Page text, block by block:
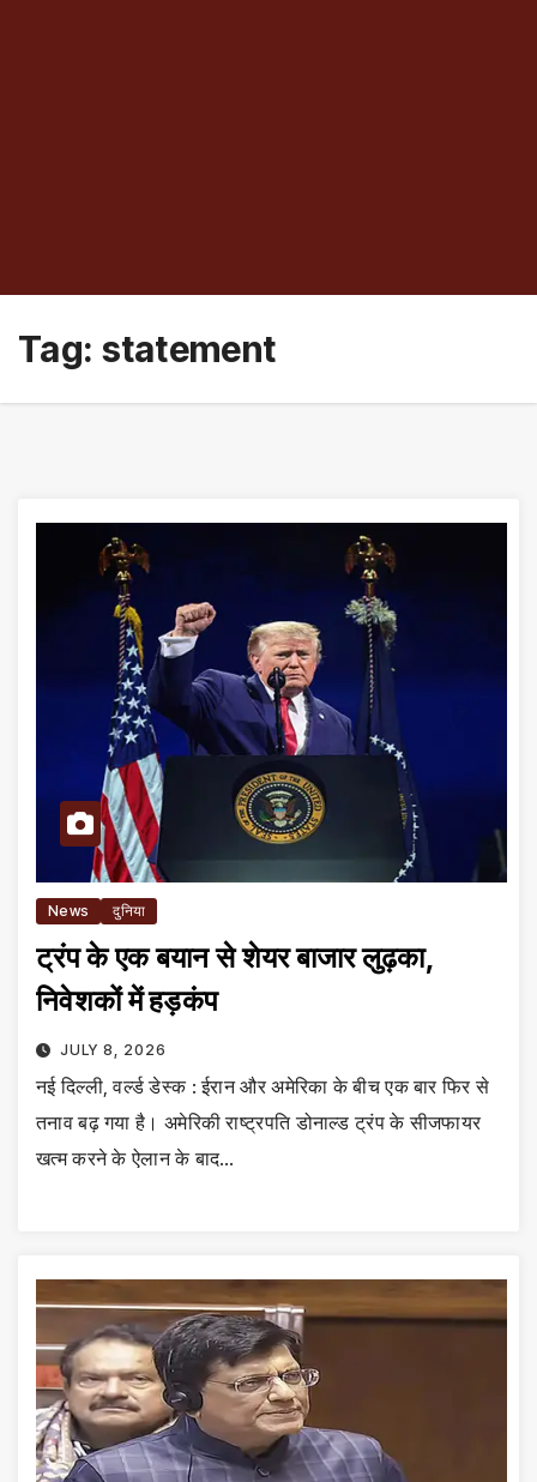
Tag: statement
News दुनिया
ट्रंप के एक बयान से शेयर बाजार लुढ़का,
निवेशकों में हड़कंप
JULY 8, 2026
नई दिल्ली, वर्ल्ड डेस्क : ईरान और अमेरिका के बीच एक बार फिर से
तनाव बढ़ गया है। अमेरिकी राष्‍ट्रपति डोनाल्‍ड ट्रंप के सीजफायर
खत्म करने के ऐलान के बाद…